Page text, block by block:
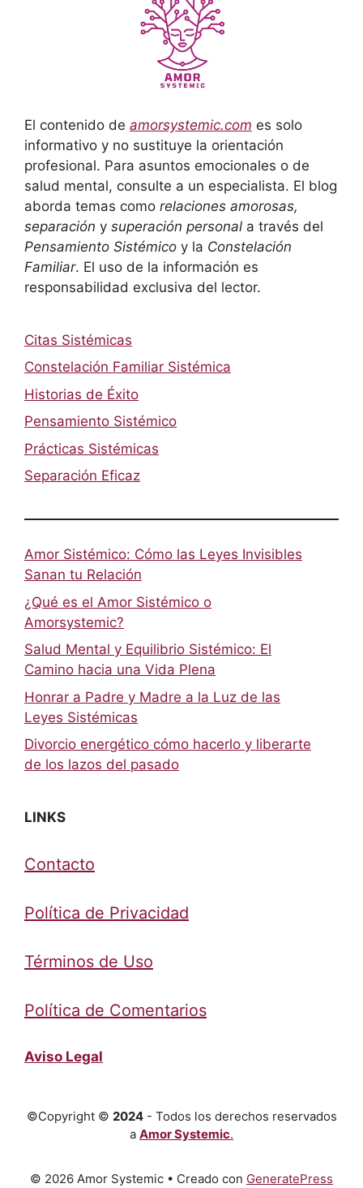
El contenido de amorsystemic.com es solo
informativo y no sustituye la orientación
profesional. Para asuntos emocionales o de
salud mental, consulte a un especialista. El blog
aborda temas como relaciones amorosas,
separación y superación personal a través del
Pensamiento Sistémico y la Constelación
Familiar. El uso de la información es
responsabilidad exclusiva del lector.
Citas Sistémicas
Constelación Familiar Sistémica
Historias de Éxito
Pensamiento Sistémico
Prácticas Sistémicas
Separación Eficaz
Amor Sistémico: Cómo las Leyes Invisibles
Sanan tu Relación
¿Qué es el Amor Sistémico o
Amorsystemic?
Salud Mental y Equilibrio Sistémico: El
Camino hacia una Vida Plena
Honrar a Padre y Madre a la Luz de las
Leyes Sistémicas
Divorcio energético cómo hacerlo y liberarte
de los lazos del pasado
LINKS
Contacto
Política de Privacidad
Términos de Uso
Política de Comentarios
Aviso Legal
©Copyright © 2024- Todos los derechos reservados
a Amor Systemic.
© 2026 Amor Systemic • Creado con GeneratePress